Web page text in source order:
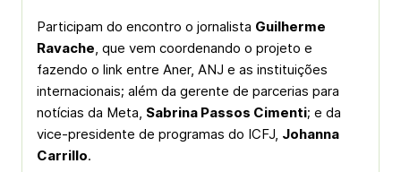
Participam do encontro o jornalista Guilherme
Ravache, que vem coordenando o projeto e
fazendo o link entre Aner, ANJ e as instituições
internacionais; além da gerente de parcerias para
notícias da Meta, Sabrina Passos Cimenti; e da
vice-presidente de programas do ICFJ, Johanna
Carrillo.